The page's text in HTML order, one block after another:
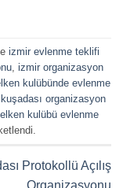
izmir evlenme teklifi
, izmir organizasyon
kulübünde evlenme
kuşadası organizasyon
kulübü evlenme
Protokollü Açılış
Organizasyonu